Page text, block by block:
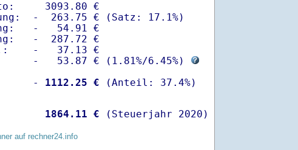
3093.80 €
-  263.75 € (Satz: 17.1%)
-   54.91 €
-  287.72 €
-   37.13 €
-   53.87 € ( 1.81%/6.45%)
-
1112.25 €
1864.11 € (Steuerjahr 2020)
auf rechner24.info